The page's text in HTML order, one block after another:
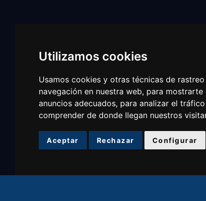
Utilizamos cookies
Usamos cookies y otras técnicas de
navegación en nuestra web, para
anuncios adecuados, para analizar el
comprender de donde llegan nuestros
Aceptar Rechazar Configurar